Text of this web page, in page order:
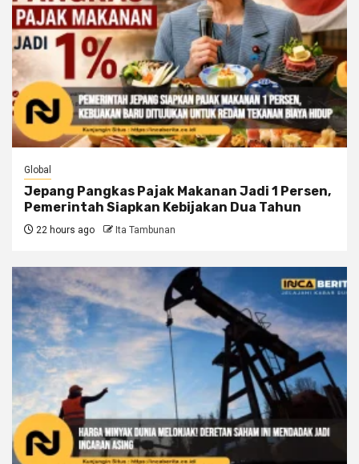
Global
Jepang Pangkas Pajak Makanan Jadi 1 Persen,
Pemerintah Siapkan Kebijakan Dua Tahun
22 hours ago Ita Tambunan